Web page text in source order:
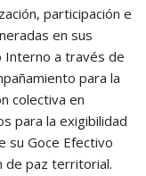
participación e
en sus
Interno a través de
para la
colectiva en
para la exigibilidad
su Goce Efectivo
de paz territorial.